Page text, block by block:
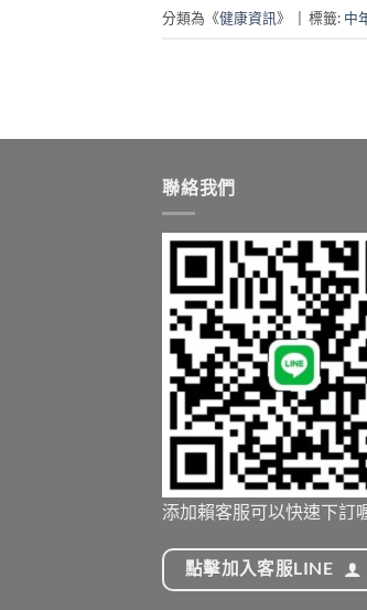
分類為《健康資訊》 標籤: 中
聯絡我們
添加賴客服可以快速下訂
點擊加入客服LINE